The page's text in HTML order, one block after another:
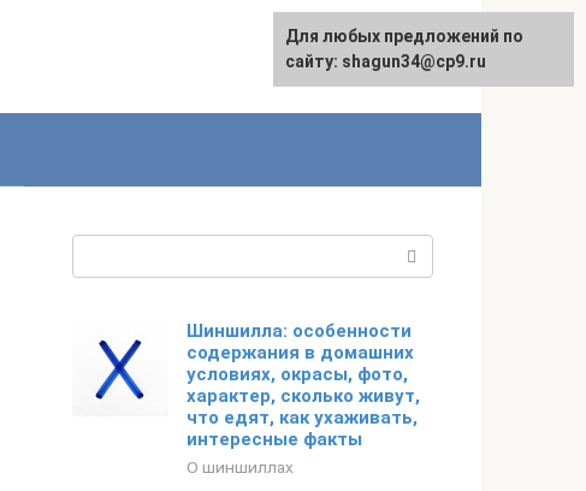
Шиншилла: особенности
содержания в домашних
условиях, окрасы, фото,
характер, сколько живут,
что едят, как ухаживать,
интересные факты
О шиншиллах
Для любых предложений по
сайту: shagun34@cp9.ru